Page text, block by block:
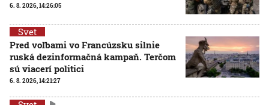
6. 8. 2026, 14:26:05
Svet
Pred voľbami vo Francúzsku silnie
ruská dezinformačná kampaň. Terčom
sú viacerí politici
6. 8. 2026, 14:21:27